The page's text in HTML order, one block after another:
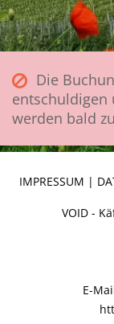
Die
entschuldigen
werden bald
IMPRESSUM |
VOID -
E-